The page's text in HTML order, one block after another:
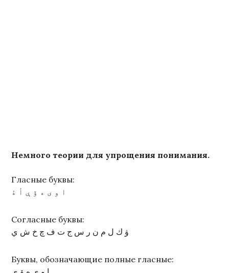
Немного теории для упрощения понимания.
Гласные буквы:
ا و ى ە ۆ ې أ ۀ
Согласные буквы:
ۋ ك ل م ن ر س ج ت ف چ خ ش ي
Буквы, обозначающие полные гласные: